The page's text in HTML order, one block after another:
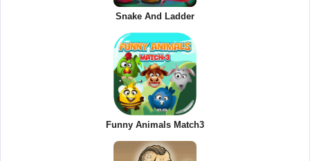
Snake And Ladder
Funny Animals Match3